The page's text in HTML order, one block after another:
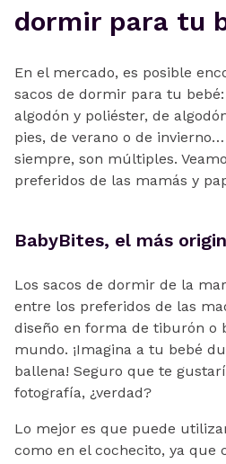
dormir para tu
En el mercado, es posible
sacos de dormir para tu
algodón y poliéster, de
pies, de verano o de
siempre, son múltiples.
preferidos de las mamás y
BabyBites, el más
Los sacos de dormir de la
entre los preferidos de las
diseño en forma de tiburón o
mundo. ¡Imagina a tu bebé
ballena! Seguro que te
fotografía, ¿verdad?
Lo mejor es que puede
como en el cochecito, ya que